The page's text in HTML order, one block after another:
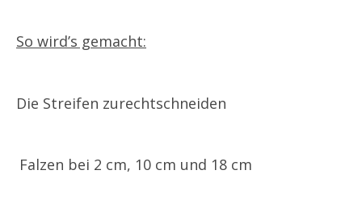
So wird’s gemacht:
Die Streifen zurechtschneiden
Falzen bei 2 cm, 10 cm und 18 cm